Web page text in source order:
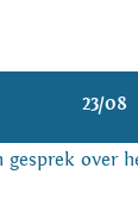
23/08
gesprek over